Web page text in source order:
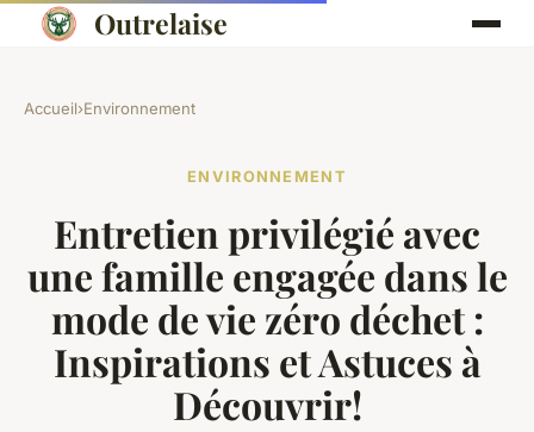
Outrelaise
Accueil›Environnement
ENVIRONNEMENT
Entretien privilégié avec
une famille engagée dans le
mode de vie zéro déchet :
Inspirations et Astuces à
Découvrir!